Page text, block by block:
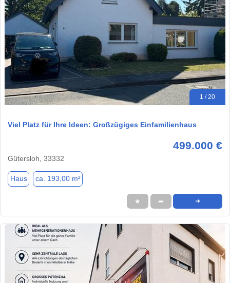
1 / 20
Viel Platz für Ihre Ideen: Großzügiges Einfamilienhaus
499.000 €
Gütersloh, 33332
Haus ca. 193,00 m²
★ ➦ ➜